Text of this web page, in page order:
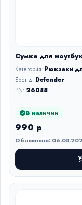
Сумка для
Категория: Рюкзаки
Бренд: Defender
PN: 26088
В наличии
990 р
Обновлено: